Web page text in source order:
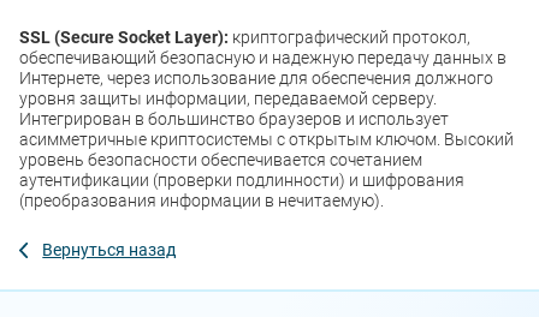
SSL (Secure Socket Layer): криптографический протокол,
обеспечивающий безопасную и надежную передачу данных в
Интернете, через использование для обеспечения должного
уровня защиты информации, передаваемой серверу.
Интегрирован в большинство браузеров и использует
асимметричные криптосистемы с открытым ключом. Высокий
уровень безопасности обеспечивается сочетанием
аутентификации (проверки подлинности) и шифрования
(преобразования информации в нечитаемую).
Вернуться назад